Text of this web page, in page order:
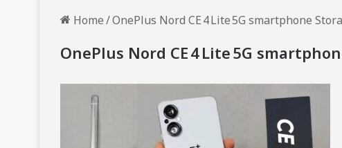
Home/OnePlus Nord CE 4 Lite 5G smartphone
OnePlus Nord CE 4 Lite 5G